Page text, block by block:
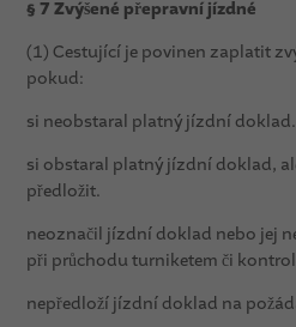
§ 7 Zvýšené přepravní jízdné
(1) Cestující je povinen zaplatit
pokud:
si neobstaral platný jízdní doklad.
si obstaral platný jízdní doklad,
předložit.
neoznačil jízdní doklad nebo jej
při průchodu turniketem či
nepředloží jízdní doklad na